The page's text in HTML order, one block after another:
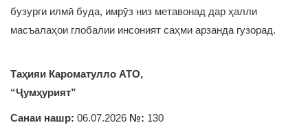
бузурги илмӣ буда, имрӯз низ метавонад дар ҳалли
масъалаҳои глобалии инсоният саҳми арзанда гузорад.
Таҳияи Кароматулло АТО,
“Ҷумҳурият”
Санаи нашр: 06.07.2026 №: 130